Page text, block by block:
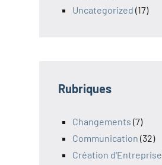
Uncategorized (17)
Rubriques
Changements (7)
Communication (32)
Création d'Entreprise